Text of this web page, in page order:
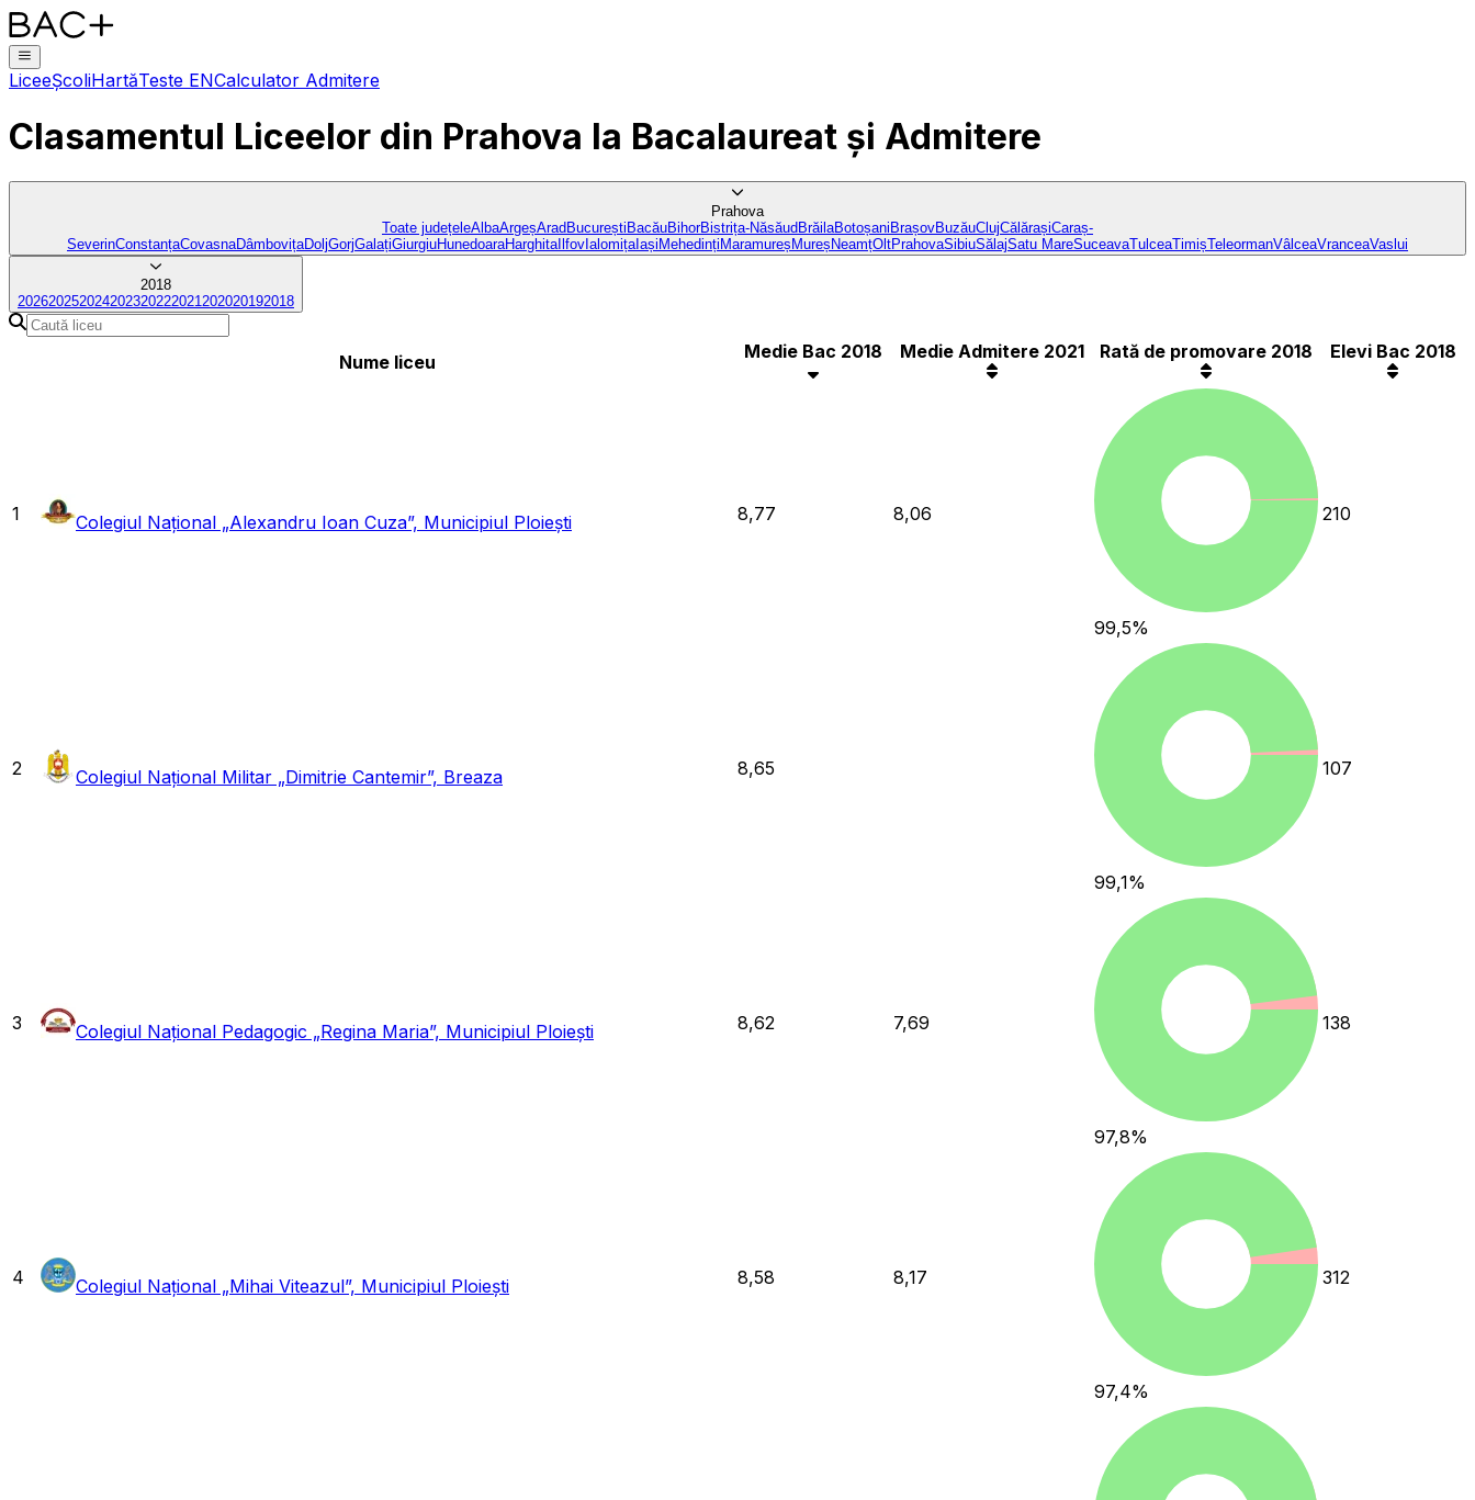
LiceeȘcoliHartăTeste ENCalculator Admitere
Clasamentul Liceelor din Prahova la Bacalaureat și Admitere
Prahova
Toate județeleAlbaArgeșAradBucureștiBacăuBihorBistrița-NăsăudBrăilaBotoșaniBrașovBuzăuClujCălărașiCaraș-
SeverinConstanțaCovasnaDâmbovițaDoljGorjGalațiGiurgiuHunedoaraHarghitaIlfovIalomițaIașiMehedințiMaramureșMureșNeamțOltPrahovaSibiuSălajSatu MareSuceavaTulceaTimișTeleormanVâlceaVranceaVaslui
2018
202620252024202320222021 202020192018
Nume liceu Medie Bac 2018 Medie Admitere 2021 Rată de promovare 2018 Elevi Bac 2018
1 Colegiul Național „Alexandru Ioan Cuza”, Municipiul Ploiești 8,77 8,06
99,5%
210
2 Colegiul Național Militar „Dimitrie Cantemir”, Breaza 8,65
99,1%
107
3 Colegiul Național Pedagogic „Regina Maria”, Municipiul Ploiești 8,62 7,69
97,8%
138
4 Colegiul Național „Mihai Viteazul”, Municipiul Ploiești 8,58 8,17
97,4%
312